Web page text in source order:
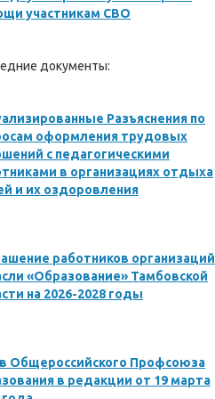
участникам СВО
документы:
Разъяснения по
оформления трудовых
с педагогическими
в организациях отдыха
и их оздоровления
работников организаций
«Образование» Тамбовской
на 2026-2028 годы
Общероссийского Профсоюза
в редакции от 19 марта